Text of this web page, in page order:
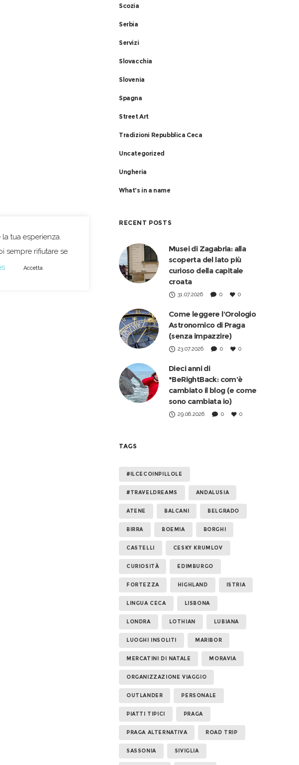
Scozia
Serbia
Servizi
Slovacchia
Slovenia
Spagna
Street Art
Tradizioni Repubblica Ceca
Uncategorized
Ungheria
What's in a name
RECENT POSTS
Musei di Zagabria: alla
scoperta del lato più
curioso della capitale
croata
31.07.2026 0 0
Come leggere l’Orologio
Astronomico di Praga
(senza impazzire)
23.07.2026 0 0
Dieci anni di
*BeRightBack: com’è
cambiato il blog (e come
sono cambiata io)
29.06.2026 0 0
TAGS
#ILCECOINPILLOLE
#TRAVELDREAMS ANDALUSIA
ATENE BALCANI BELGRADO
BIRRA BOEMIA BORGHI
CASTELLI CESKY KRUMLOV
CURIOSITÀ EDIMBURGO
FORTEZZA HIGHLAND ISTRIA
LINGUA CECA LISBONA
LONDRA LOTHIAN LUBIANA
LUOGHI INSOLITI MARIBOR
MERCATINI DI NATALE MORAVIA
ORGANIZZAZIONE VIAGGIO
OUTLANDER PERSONALE
PIATTI TIPICI PRAGA
PRAGA ALTERNATIVA ROAD TRIP
SASSONIA SIVIGLIA
tua esperienza.
sempre rifiutare se
Accetta